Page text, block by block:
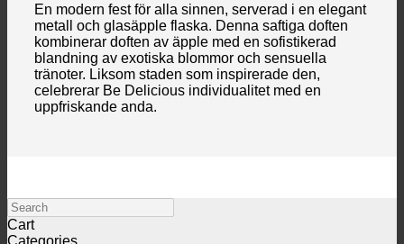
En modern fest för alla sinnen, serverad i en elegant
metall och glasäpple flaska. Denna saftiga doften
kombinerar doften av äpple med en sofistikerad
blandning av exotiska blommor och sensuella
tränoter. Liksom staden som inspirerade den,
celebrerar Be Delicious individualitet med en
uppfriskande anda.
Search
Cart
Categories